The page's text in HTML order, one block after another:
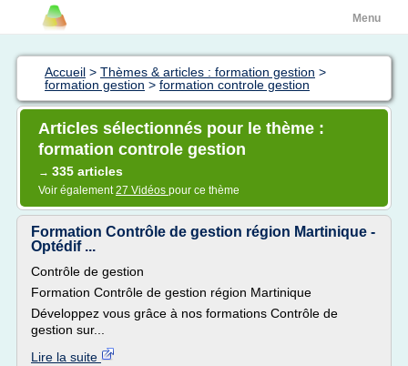
Menu
Accueil > Thèmes & articles : formation gestion >
formation gestion > formation controle gestion
Articles sélectionnés pour le thème :
formation controle gestion
→ 335 articles
Voir également27 Vidéos pour ce thème
Formation Contrôle de gestion région Martinique -
Optédif ...
Contrôle de gestion
Formation Contrôle de gestion région Martinique
Développez vous grâce à nos formations Contrôle de
gestion sur...
Lire la suite